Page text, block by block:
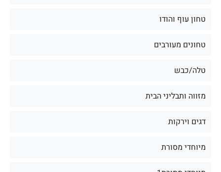
טחון עוף והודו
טחונים מעורבים
טלה/כבש
מזווה ותבליני הבית
דגים וירקות
מיוחדי מסורת